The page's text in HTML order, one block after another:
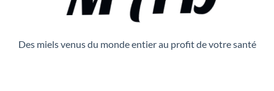
Des miels venus du monde entier au profit de votre santé